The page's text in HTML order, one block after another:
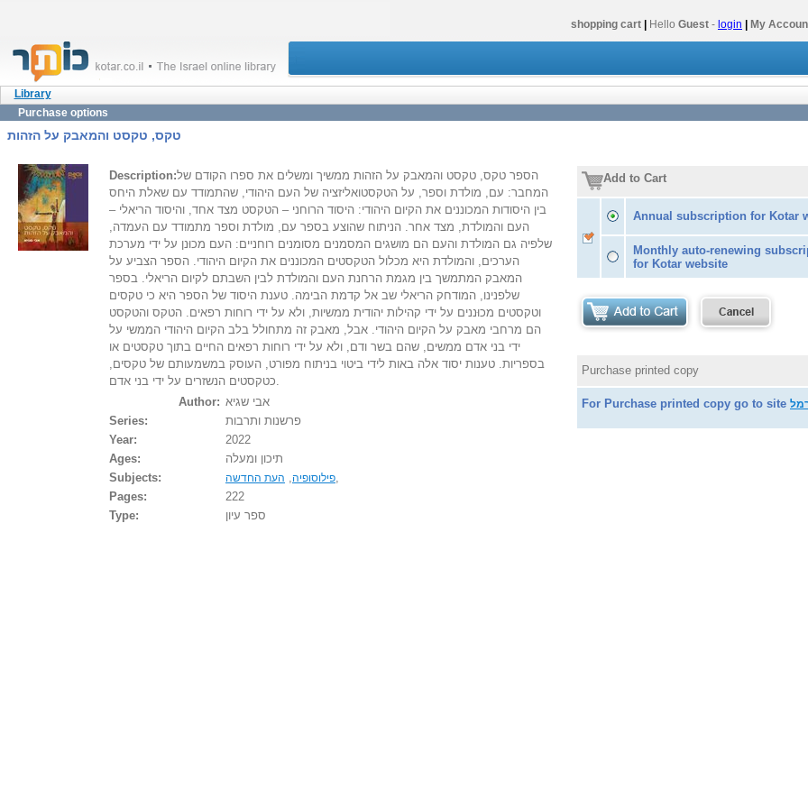
shopping cart Hello Guest - login My
Library
Purchase options
טקס, טקסט והמאבק על הזהות
Description:הספר טקס, טקסט והמאבק על הזהות ממשיך ומשלים את ספרו הקודם של
המחבר: עם, מולדת וספר, על הטקסטואליזציה של העם היהודי, שהתמודד עם שאלת היחס
בין היסודות המכוננים את הקיום היהודי: היסוד הרוחני – הטקסט מצד אחד, והיסוד הריאלי –
העם והמולדת, מצד אחר. הניתוח שהוצע בספר עם, מולדת וספר מתמודד עם העמדה,
שלפיה גם המולדת והעם הם מושגים המסמנים מסומנים רוחניים: העם מכוּנן על ידי מערכת
הערכים, והמולדת היא מכלול הטקסטים המכוננים את הקיום היהודי. הספר הצביע על
המאבק המתמשך בין מגמת הרחנת העם והמולדת לבין השבתם לקיום הריאלי. בספר
שלפנינו, המודחק הריאלי שב אל קדמת הבימה. טענת היסוד של הספר היא כי טקסים
וטקסטים מכוּננים על ידי קהילות יהודית ממשיות, ולא על ידי רוחות רפאים. הטקס והטקסט
הם מרחבי מאבק על הקיום היהודי. אבל, מאבק זה מתחולל בלב הקיום היהודי הממשי על
ידי בני אדם ממשים, שהם בשר ודם, ולא על ידי רוחות רפאים החיים בתוך טקסטים או
בספריות. טענות יסוד אלה באות לידי ביטוי בניתוח מפורט, העוסק במשמעותם של טקסים,
כטקסטים הנשזרים על ידי בני אדם.
Author: אבי שגיא
Series:
פרשנות ותרבות
Year:
2022
Ages:
תיכון ומעלה
Subjects:
פילוסופיה, העת החדשה
,
Pages:
222
Type:
ספר עיון
Add to Cart
Annual subscription for Kotar
Monthly auto-renewing
for Kotar website
Purchase printed copy
For Purchase printed copy go to site